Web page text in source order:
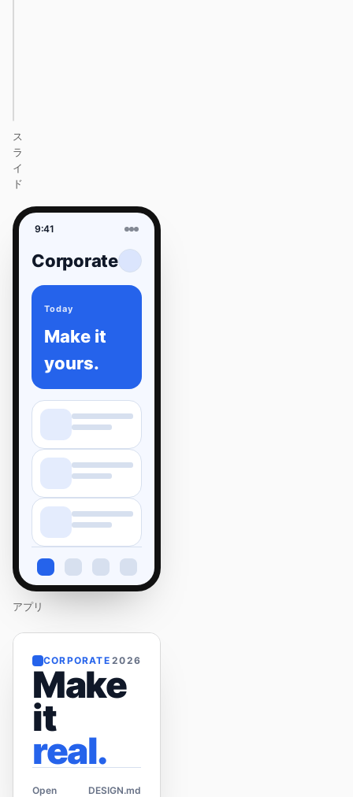
ス
ラ
イ
ド
9:41
Corporate
Today
Make it
yours.
アプリ
CORPORATE 2026
Make
it
real.
Open
DESIGN.md